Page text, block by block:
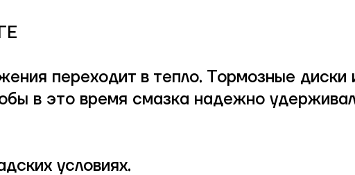
переходит в тепло. Тормозные диски
в это время смазка надежно
условиях.